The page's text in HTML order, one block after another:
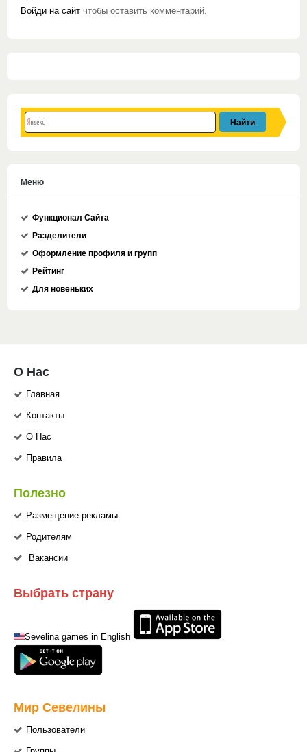
Войди на сайт чтобы оставить комментарий.
Меню
Функционал Сайта
Разделители
Оформление профиля и групп
Рейтинг
Для новеньких
О Нас
Главная
Контакты
О Нас
Правила
Полезно
Размещение рекламы
Родителям
Вакансии
Выбрать страну
Sevelina games in English
Мир Севелины
Пользователи